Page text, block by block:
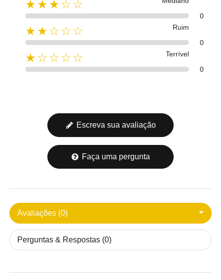
★★★☆☆
0
★★☆☆☆
Ruim
0
★☆☆☆☆
Terrível
0
Escreva sua avaliação
Faça uma pergunta
Avaliações (0)
Perguntas & Respostas (0)